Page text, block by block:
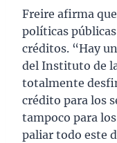
Freire afirma
políticas
créditos. “Hay
del Instituto de
totalmente
crédito para los
tampoco para
paliar todo este